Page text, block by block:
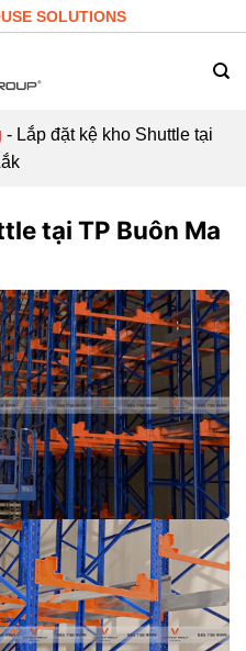
SOLUTIONS
- Lắp đặt kệ kho Shuttle tại
tại TP Buôn Ma